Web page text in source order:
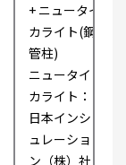
+ ニュータイ
カライト(鋼
管柱)
ニュータイ
カライト：
日本インシ
ュレーショ
ン（株）社